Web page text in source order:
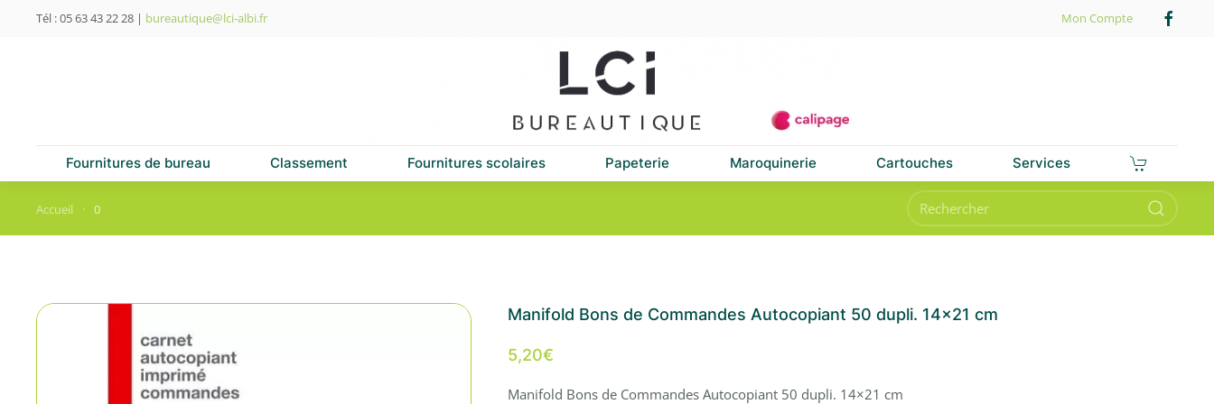
Tél : 05 63 43 22 28 | bureautique@lci-albi.fr Mon Compte
Fournitures de bureau Classement Fournitures scolaires Papeterie Maroquinerie Cartouches Services
Accueil 0
Manifold Bons de Commandes Autocopiant 50 dupli. 14×21 cm
5,20€
Manifold Bons de Commandes Autocopiant 50 dupli. 14×21 cm